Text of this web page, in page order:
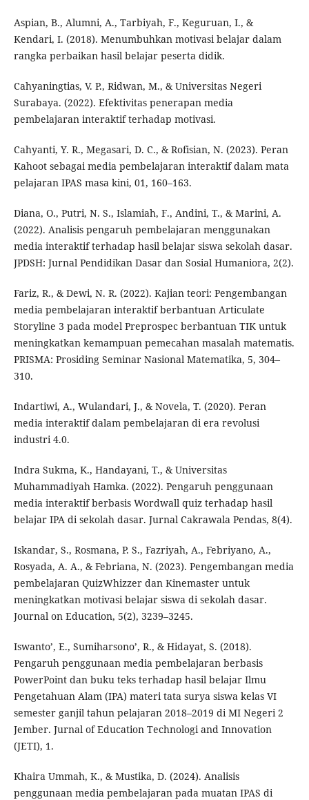
Aspian, B., Alumni, A., Tarbiyah, F., Keguruan, I., &
Kendari, I. (2018). Menumbuhkan motivasi belajar dalam
rangka perbaikan hasil belajar peserta didik.
Cahyaningtias, V. P., Ridwan, M., & Universitas Negeri
Surabaya. (2022). Efektivitas penerapan media
pembelajaran interaktif terhadap motivasi.
Cahyanti, Y. R., Megasari, D. C., & Rofisian, N. (2023). Peran
Kahoot sebagai media pembelajaran interaktif dalam mata
pelajaran IPAS masa kini, 01, 160–163.
Diana, O., Putri, N. S., Islamiah, F., Andini, T., & Marini, A.
(2022). Analisis pengaruh pembelajaran menggunakan
media interaktif terhadap hasil belajar siswa sekolah dasar.
JPDSH: Jurnal Pendidikan Dasar dan Sosial Humaniora, 2(2).
Fariz, R., & Dewi, N. R. (2022). Kajian teori: Pengembangan
media pembelajaran interaktif berbantuan Articulate
Storyline 3 pada model Preprospec berbantuan TIK untuk
meningkatkan kemampuan pemecahan masalah matematis.
PRISMA: Prosiding Seminar Nasional Matematika, 5, 304–
310.
Indartiwi, A., Wulandari, J., & Novela, T. (2020). Peran
media interaktif dalam pembelajaran di era revolusi
industri 4.0.
Indra Sukma, K., Handayani, T., & Universitas
Muhammadiyah Hamka. (2022). Pengaruh penggunaan
media interaktif berbasis Wordwall quiz terhadap hasil
belajar IPA di sekolah dasar. Jurnal Cakrawala Pendas, 8(4).
Iskandar, S., Rosmana, P. S., Fazriyah, A., Febriyano, A.,
Rosyada, A. A., & Febriana, N. (2023). Pengembangan media
pembelajaran QuizWhizzer dan Kinemaster untuk
meningkatkan motivasi belajar siswa di sekolah dasar.
Journal on Education, 5(2), 3239–3245.
Iswanto’, E., Sumiharsono’, R., & Hidayat, S. (2018).
Pengaruh penggunaan media pembelajaran berbasis
PowerPoint dan buku teks terhadap hasil belajar Ilmu
Pengetahuan Alam (IPA) materi tata surya siswa kelas VI
semester ganjil tahun pelajaran 2018–2019 di MI Negeri 2
Jember. Jurnal of Education Technologi and Innovation
(JETI), 1.
Khaira Ummah, K., & Mustika, D. (2024). Analisis
penggunaan media pembelajaran pada muatan IPAS di